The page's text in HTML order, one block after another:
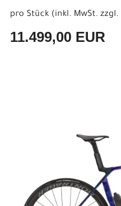
pro Stück (inkl. MwSt. zzgl.
11.499,00 EUR